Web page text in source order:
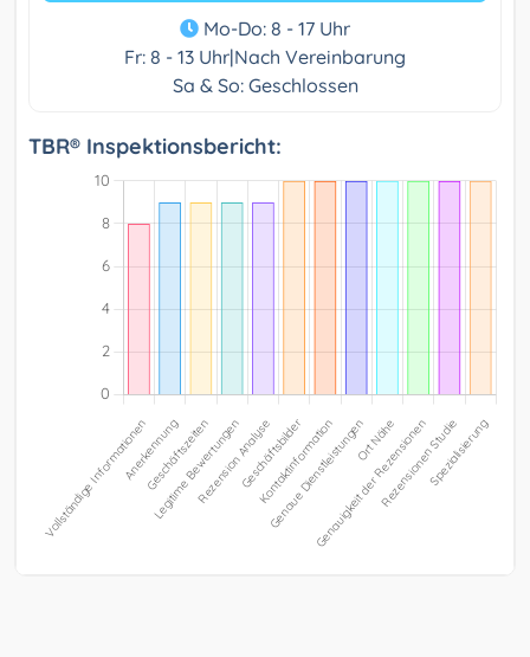
Mo-Do: 8 - 17 Uhr
Fr: 8 - 13 Uhr|Nach Vereinbarung
Sa & So: Geschlossen
TBR® Inspektionsbericht: